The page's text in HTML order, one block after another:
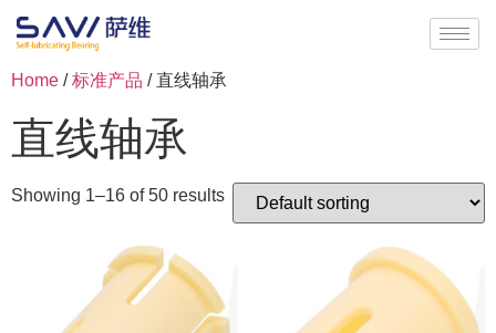
Home /标准产品 / 直线轴承
直线轴承
Showing 1–16 of 50 results